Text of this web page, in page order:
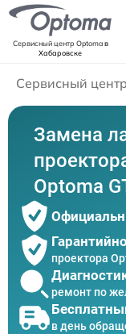
Сервисный центр Optomaв
Хабаровске
Сервисный
Замена
Optoma
проектора
ремонт по
в день